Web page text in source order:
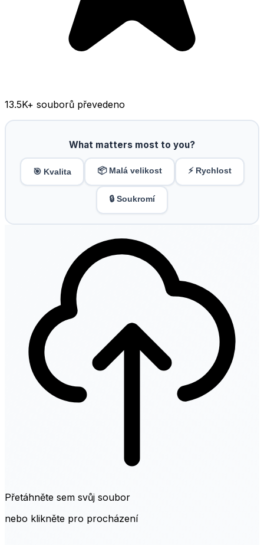
13.5K+ souborů převedeno
What matters most to you?
🎯 Kvalita 📦 Malá velikost ⚡ Rychlost
🔒 Soukromí
Přetáhněte sem svůj soubor
nebo klikněte pro procházení